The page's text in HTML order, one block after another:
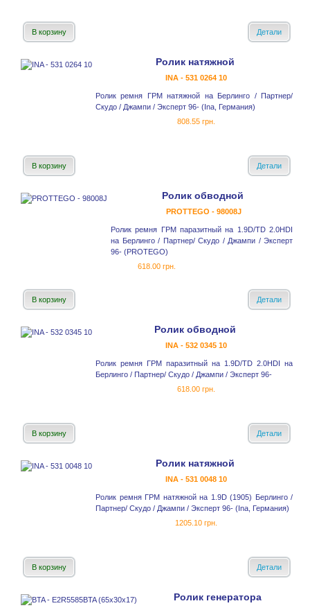
В корзину Детали
Ролик натяжной
INA - 531 0264 10
Ролик ремня ГРМ натяжной на Берлинго / Партнер/
Скудо / Джампи / Эксперт 96- (Ina, Германия)
808.55 грн.
В корзину Детали
Ролик обводной
PROTTEGO - 98008J
Ролик ремня ГРМ паразитный на 1.9D/TD 2.0HDI
на Берлинго / Партнер/ Скудо / Джампи / Эксперт
96- (PROTEGO)
618.00 грн.
В корзину Детали
Ролик обводной
INA - 532 0345 10
Ролик ремня ГРМ паразитный на 1.9D/TD 2.0HDI на
Берлинго / Партнер/ Скудо / Джампи / Эксперт 96-
618.00 грн.
В корзину Детали
Ролик натяжной
INA - 531 0048 10
Ролик ремня ГРМ натяжной на 1.9D (1905) Берлинго /
Партнер/ Скудо / Джампи / Эксперт 96- (Ina, Германия)
1205.10 грн.
В корзину Детали
Ролик генератора